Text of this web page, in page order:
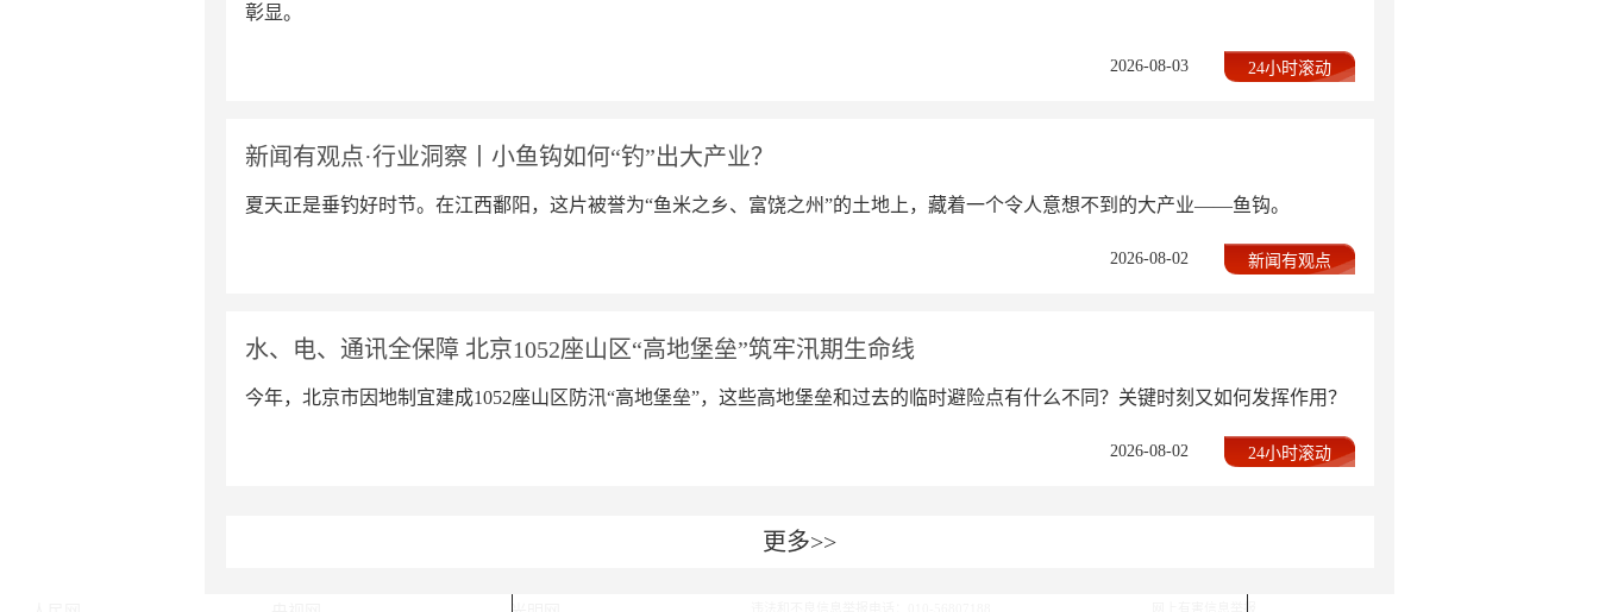
彰显。
24小时滚动
2026-08-03
新闻有观点·行业洞察丨小鱼钩如何“钓”出大产业？
夏天正是垂钓好时节。在江西鄱阳，这片被誉为“鱼米之乡、富饶之州”的土地上，藏着一个令人意想不到的大产业——鱼钩。
新闻有观点
2026-08-02
水、电、通讯全保障 北京1052座山区“高地堡垒”筑牢汛期生命线
今年，北京市因地制宜建成1052座山区防汛“高地堡垒”，这些高地堡垒和过去的临时避险点有什么不同？关键时刻又如何发挥作用？
24小时滚动
2026-08-02
更多>>